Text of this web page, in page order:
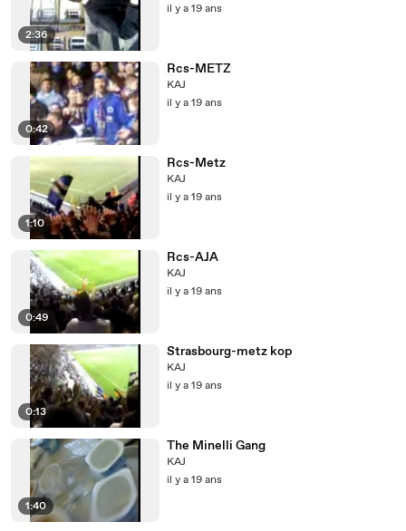
2:36
il y a 19 ans
0:42
Rcs-METZ
KAJ
il y a 19 ans
1:10
Rcs-Metz
KAJ
il y a 19 ans
0:49
Rcs-AJA
KAJ
il y a 19 ans
0:13
Strasbourg-metz kop
KAJ
il y a 19 ans
1:40
The Minelli Gang
KAJ
il y a 19 ans